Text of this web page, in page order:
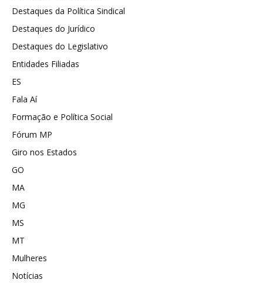
Destaques da Política Sindical
Destaques do Jurídico
Destaques do Legislativo
Entidades Filiadas
ES
Fala Aí
Formação e Política Social
Fórum MP
Giro nos Estados
GO
MA
MG
MS
MT
Mulheres
Notícias